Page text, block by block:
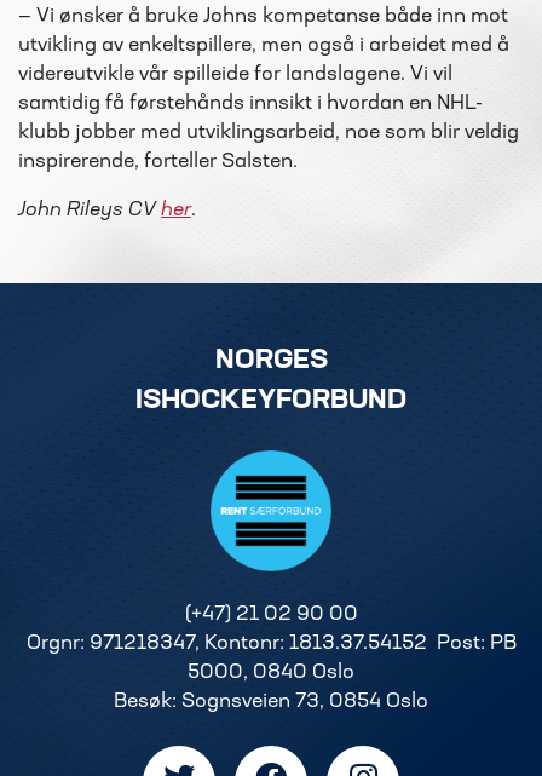
— Vi ønsker å bruke Johns kompetanse både inn mot
utvikling av enkeltspillere, men også i arbeidet med å
videreutvikle vår spilleide for landslagene. Vi vil
samtidig få førstehånds innsikt i hvordan en NHL-
klubb jobber med utviklingsarbeid, noe som blir veldig
inspirerende, forteller Salsten.
John Rileys CV her.
NORGES
ISHOCKEYFORBUND
(+47) 21 02 90 00
Orgnr: 971218347, Kontonr: 1813.37.54152 Post: PB
5000, 0840 Oslo
Besøk: Sognsveien 73, 0854 Oslo